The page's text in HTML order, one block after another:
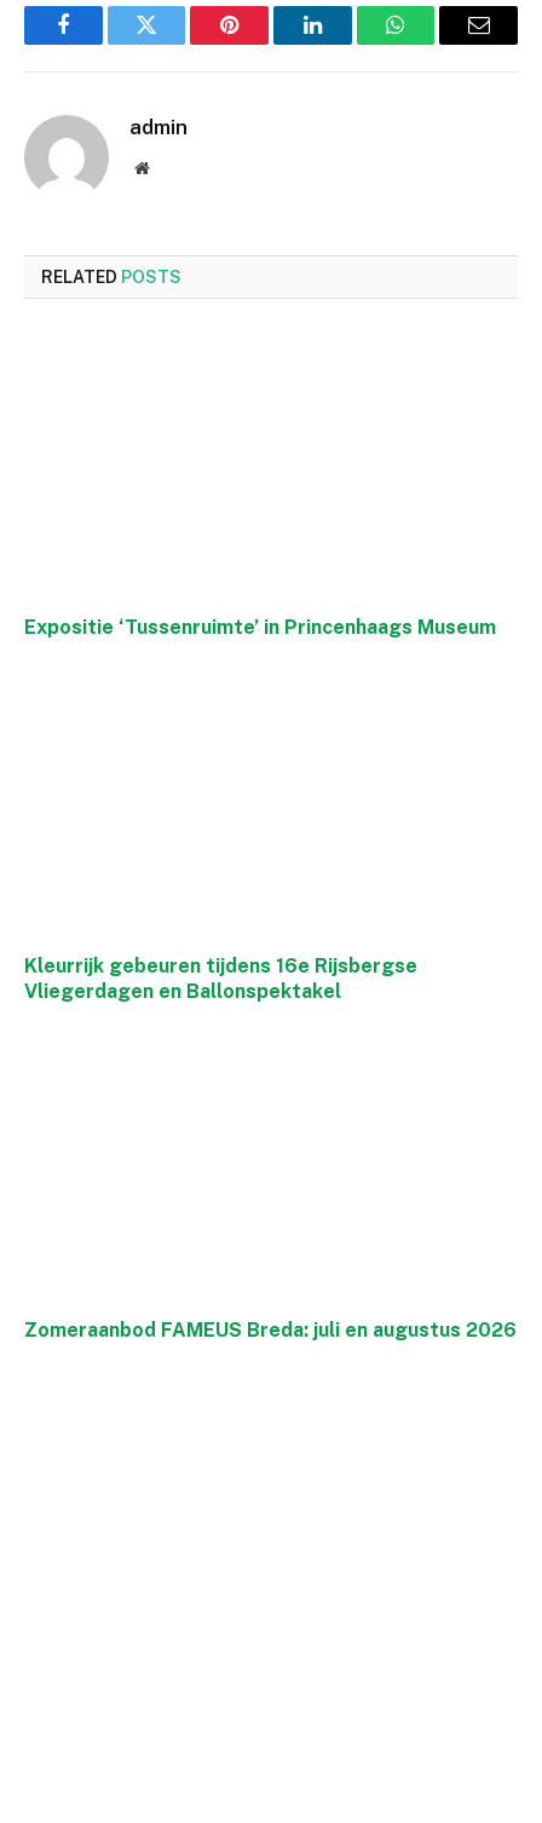
FacebookTwitter Pinterest LinkedInWhatsAppEmail
admin
Website
RELATED POSTS
Expositie ‘Tussenruimte’ in Princenhaags Museum
Kleurrijk gebeuren tijdens 16e Rijsbergse
Vliegerdagen en Ballonspektakel
Zomeraanbod FAMEUS Breda: juli en augustus 2026